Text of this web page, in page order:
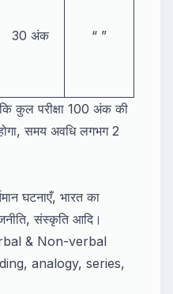
30 अंक “ ”
कुल परीक्षा 100 अंक की
समय अवधि लगभग 2
घटनाएँ, भारत का
संस्कृति आदि।
& Non-verbal
analogy, series,